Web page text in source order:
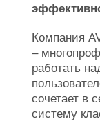
Компания
–
работать
сочетает в
систему